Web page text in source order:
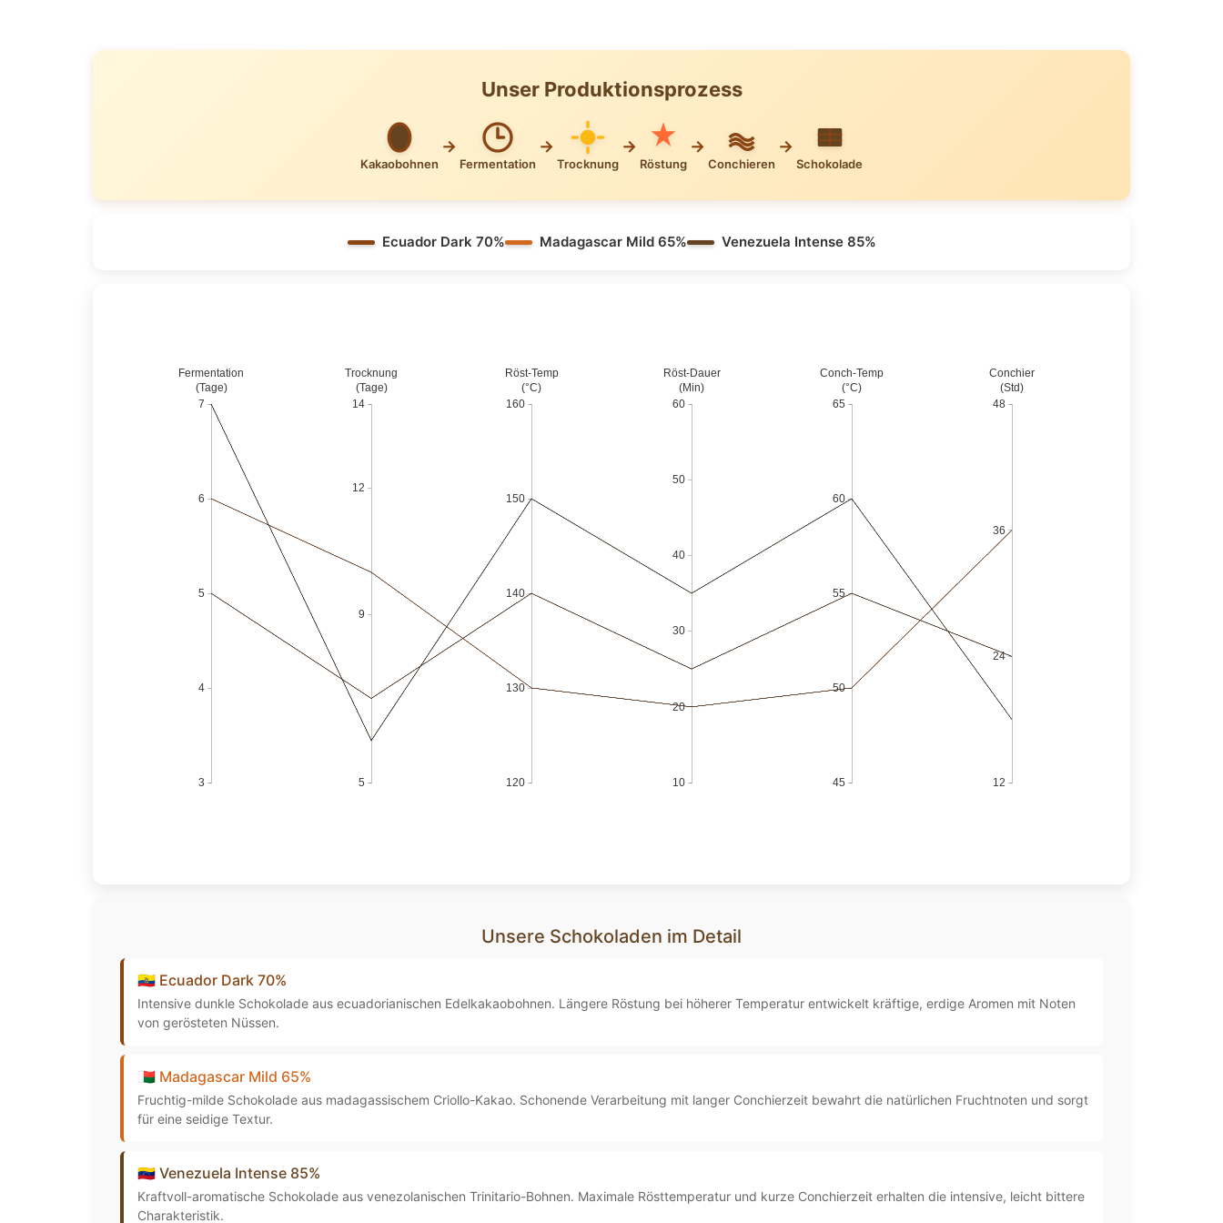
Unser Produktionsprozess
Kakaobohnen
→
Fermentation
→
Trocknung
→
Röstung
→
Conchieren
→
Schokolade
Ecuador Dark 70% Madagascar Mild 65% Venezuela Intense 85%
3
4
5
6
7
Fermentation
(Tage)
5
9
12
14
Trocknung
(Tage)
120
130
140
150
160
Röst-Temp
(°C)
10
20
30
40
50
60
Röst-Dauer
(Min)
45
50
55
60
65
Conch-Temp
(°C)
12
24
36
48
Conchier
(Std)
Unsere Schokoladen im Detail
🇪🇨 Ecuador Dark 70%
Intensive dunkle Schokolade aus ecuadorianischen Edelkakaobohnen. Längere Röstung bei höherer Temperatur entwickelt kräftige, erdige Aromen mit Noten
von gerösteten Nüssen.
🇲🇬 Madagascar Mild 65%
Fruchtig-milde Schokolade aus madagassischem Criollo-Kakao. Schonende Verarbeitung mit langer Conchierzeit bewahrt die natürlichen Fruchtnoten und sorgt
für eine seidige Textur.
🇻🇪 Venezuela Intense 85%
Kraftvoll-aromatische Schokolade aus venezolanischen Trinitario-Bohnen. Maximale Rösttemperatur und kurze Conchierzeit erhalten die intensive, leicht bittere
Charakteristik.